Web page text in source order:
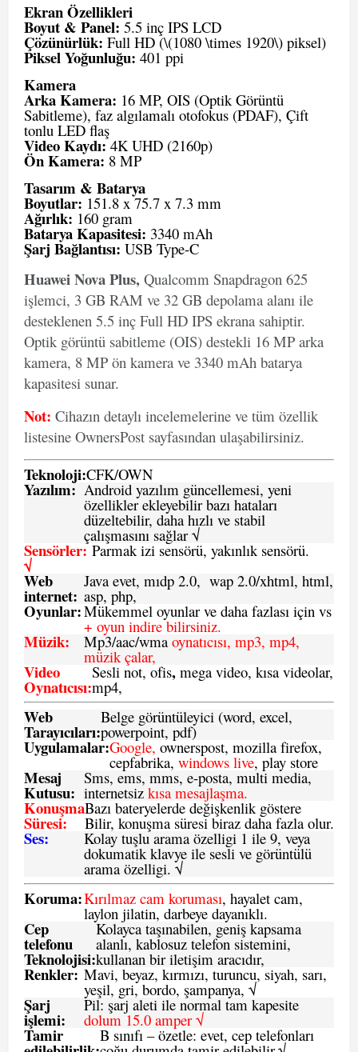
Ekran Özellikleri
Boyut & Panel: 5.5 inç IPS LCD
Çözünürlük: Full HD (\(1080 \times 1920\) piksel)
Piksel Yoğunluğu: 401 ppi
Kamera
Arka Kamera: 16 MP, OIS (Optik Görüntü
Sabitleme), faz algılamalı otofokus (PDAF), Çift
tonlu LED flaş
Video Kaydı:4K UHD (2160p)
Ön Kamera: 8 MP
Tasarım & Batarya
Boyutlar: 151.8 x 75.7 x 7.3 mm
Ağırlık: 160 gram
Batarya Kapasitesi: 3340 mAh
Şarj Bağlantısı: USB Type-C
Huawei Nova Plus, Qualcomm Snapdragon 625
işlemci, 3 GB RAM ve 32 GB depolama alanı ile
desteklenen 5.5 inç Full HD IPS ekrana sahiptir.
Optik görüntü sabitleme (OIS) destekli 16 MP arka
kamera, 8 MP ön kamera ve 3340 mAh batarya
kapasitesi sunar.
Not: Cihazın detaylı incelemelerine ve tüm özellik
listesine OwnersPost sayfasından ulaşabilirsiniz.
Teknoloji:CFK/OWN
Yazılım: Android yazılım güncellemesi, yeni
özellikler ekleyebilir bazı hataları
düzeltebilir, daha hızlı ve stabil
çalışmasını sağlar √
Sensörler:
√
Parmak izi sensörü, yakınlık sensörü.
Web
internet:
Java evet, mıdp 2.0, wap 2.0/xhtml, html,
asp, php,
Oyunlar:Mükemmel oyunlar ve daha fazlası için vs
+ oyun indire bilirsiniz.
Müzik: Mp3/aac/wmaoynatıcısı, mp3, mp4,
müzik çalar,
Video
Oynatıcısı:
Sesli not, ofis, mega video, kısa videolar,
mp4,
Web
Tarayıcıları:
Belge görüntüleyici (word, excel,
powerpoint, pdf)
Uygulamalar:Google, ownerspost, mozilla firefox,
cepfabrika, windows live, play store
Mesaj
Kutusu:
Sms, ems, mms, e-posta, multi media,
internetsiz kısa mesajlaşma.
Konuşma
Süresi:
Bazı bateryelerde değişkenlik göstere
Bilir, konuşma süresi biraz daha fazla olur.
Ses: Kolay tuşlu arama özelligi 1 ile 9, veya
dokumatik klavye ile sesli ve görüntülü
arama özelligi. √
Koruma:Kırılmaz cam koruması, hayalet cam,
laylon jilatin, darbeye dayanıklı.
Cep
telefonu
Teknolojisi:
Kolayca taşınabilen, geniş kapsama
alanlı, kablosuz telefon sistemini,
kullanan bir iletişim aracıdır,
Renkler: Mavi, beyaz, kırmızı, turuncu, siyah, sarı,
yeşil, gri, bordo, şampanya, √
Şarj
işlemi:
Pil: şarj aleti ile normal tam kapesite
dolum 15.0 amper √
Tamir B sınıfı – özetle: evet, cep telefonları